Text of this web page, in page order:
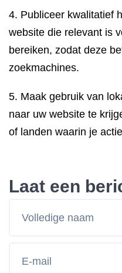
4. Publiceer kwalitatief
website die relevant is
bereiken, zodat deze
zoekmachines.
5. Maak gebruik van
naar uw website te
of landen waarin je
Laat een